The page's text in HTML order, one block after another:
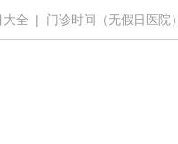
大全 | 门诊时间（无假日医院